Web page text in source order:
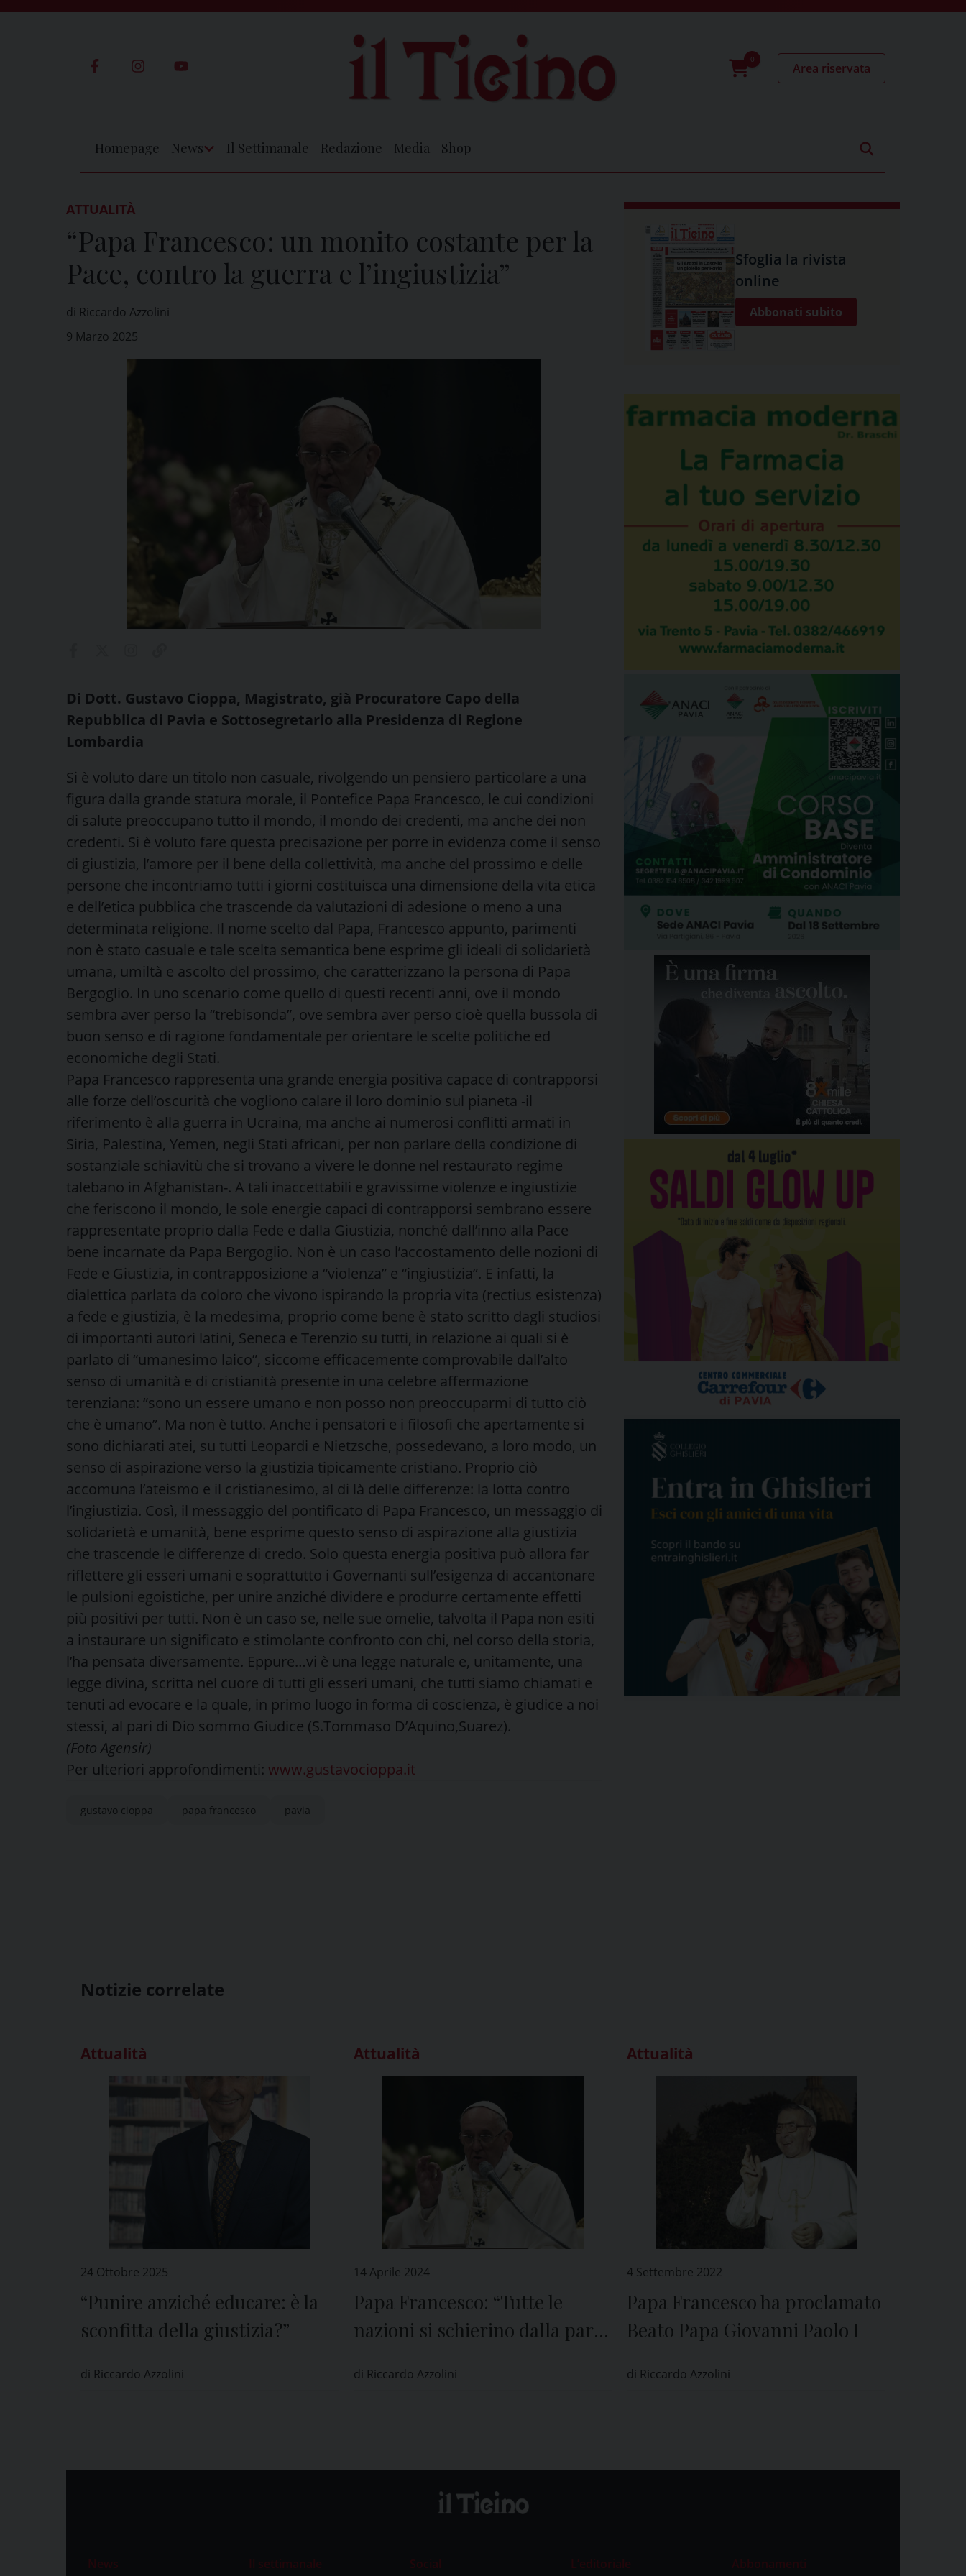
0
Area riservata
Homepage News Il Settimanale Redazione Media Shop
ATTUALITÀ
“Papa Francesco: un monito costante per la
Pace, contro la guerra e l’ingiustizia”
di Riccardo Azzolini
9 Marzo 2025
Di Dott. Gustavo Cioppa, Magistrato, già Procuratore Capo della
Repubblica di Pavia e Sottosegretario alla Presidenza di Regione
Lombardia
Si è voluto dare un titolo non casuale, rivolgendo un pensiero particolare a una
figura dalla grande statura morale, il Pontefice Papa Francesco, le cui condizioni
di salute preoccupano tutto il mondo, il mondo dei credenti, ma anche dei non
credenti. Si è voluto fare questa precisazione per porre in evidenza come il senso
di giustizia, l’amore per il bene della collettività, ma anche del prossimo e delle
persone che incontriamo tutti i giorni costituisca una dimensione della vita etica
e dell’etica pubblica che trascende da valutazioni di adesione o meno a una
determinata religione. Il nome scelto dal Papa, Francesco appunto, parimenti
non è stato casuale e tale scelta semantica bene esprime gli ideali di solidarietà
umana, umiltà e ascolto del prossimo, che caratterizzano la persona di Papa
Bergoglio. In uno scenario come quello di questi recenti anni, ove il mondo
sembra aver perso la “trebisonda”, ove sembra aver perso cioè quella bussola di
buon senso e di ragione fondamentale per orientare le scelte politiche ed
economiche degli Stati.
Papa Francesco rappresenta una grande energia positiva capace di contrapporsi
alle forze dell’oscurità che vogliono calare il loro dominio sul pianeta -il
riferimento è alla guerra in Ucraina, ma anche ai numerosi conflitti armati in
Siria, Palestina, Yemen, negli Stati africani, per non parlare della condizione di
sostanziale schiavitù che si trovano a vivere le donne nel restaurato regime
talebano in Afghanistan-. A tali inaccettabili e gravissime violenze e ingiustizie
che feriscono il mondo, le sole energie capaci di contrapporsi sembrano essere
rappresentate proprio dalla Fede e dalla Giustizia, nonché dall’inno alla Pace
bene incarnate da Papa Bergoglio. Non è un caso l’accostamento delle nozioni di
Fede e Giustizia, in contrapposizione a “violenza” e “ingiustizia”. E infatti, la
dialettica parlata da coloro che vivono ispirando la propria vita (rectius esistenza)
a fede e giustizia, è la medesima, proprio come bene è stato scritto dagli studiosi
di importanti autori latini, Seneca e Terenzio su tutti, in relazione ai quali si è
parlato di “umanesimo laico”, siccome efficacemente comprovabile dall’alto
senso di umanità e di cristianità presente in una celebre affermazione
terenziana: “sono un essere umano e non posso non preoccuparmi di tutto ciò
che è umano”. Ma non è tutto. Anche i pensatori e i filosofi che apertamente si
sono dichiarati atei, su tutti Leopardi e Nietzsche, possedevano, a loro modo, un
senso di aspirazione verso la giustizia tipicamente cristiano. Proprio ciò
accomuna l’ateismo e il cristianesimo, al di là delle differenze: la lotta contro
l’ingiustizia. Così, il messaggio del pontificato di Papa Francesco, un messaggio di
solidarietà e umanità, bene esprime questo senso di aspirazione alla giustizia
che trascende le differenze di credo. Solo questa energia positiva può allora far
riflettere gli esseri umani e soprattutto i Governanti sull’esigenza di accantonare
le pulsioni egoistiche, per unire anziché dividere e produrre certamente effetti
più positivi per tutti. Non è un caso se, nelle sue omelie, talvolta il Papa non esiti
a instaurare un significato e stimolante confronto con chi, nel corso della storia,
l’ha pensata diversamente. Eppure…vi è una legge naturale e, unitamente, una
legge divina, scritta nel cuore di tutti gli esseri umani, che tutti siamo chiamati e
tenuti ad evocare e la quale, in primo luogo in forma di coscienza, è giudice a noi
stessi, al pari di Dio sommo Giudice (S.Tommaso D’Aquino,Suarez).
(Foto Agensir)
Per ulteriori approfondimenti: www.gustavocioppa.it
gustavo cioppa papa francesco pavia
Sfoglia la rivista
online
Abbonati subito
Notizie correlate
Attualità
24 Ottobre 2025
“Punire anziché educare: è la
sconfitta della giustizia?”
di Riccardo Azzolini
Attualità
14 Aprile 2024
Papa Francesco: “Tutte le
nazioni si schierino dalla parte
israeliani e i palestinesi a
di Riccardo Azzolini
Attualità
4 Settembre 2022
Papa Francesco ha proclamato
Beato Papa Giovanni Paolo I
di Riccardo Azzolini
News Il settimanale Social L’editoriale Abbonamenti